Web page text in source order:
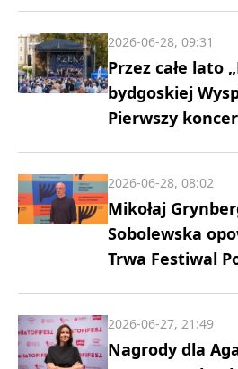
Przez całe lato
bydgoskiej
Pierwszy
2026-06-28, 09:31
Mikołaj
Sobolewska
Trwa Festiwal
2026-06-28, 08:02
Nagrody dla
2026-06-27, 21:49